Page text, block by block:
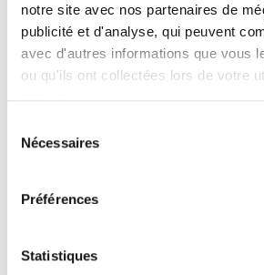
notre site avec nos partenaires de
publicité et d'analyse, qui peuvent
avec d'autres informations que vous
ou qu'ils ont collectées lors de votre
Nécessaires
Préférences
Statistiques
C’est au cours de sa carrière, qui
qu’elle eut l’idée de lancer
chefs maquilleurs repartirent sur le
la référence